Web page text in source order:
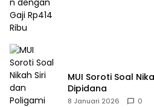
MUI Soroti Soal
Dipidana
8 Januari 2026 0